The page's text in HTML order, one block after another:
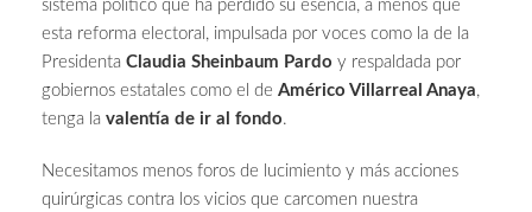
sistema político que ha perdido su esencia, a menos que
esta reforma electoral, impulsada por voces como la de la
Presidenta Claudia Sheinbaum Pardo y respaldada por
gobiernos estatales como el de Américo Villarreal Anaya,
tenga la valentía de ir al fondo.
Necesitamos menos foros de lucimiento y más acciones
quirúrgicas contra los vicios que carcomen nuestra